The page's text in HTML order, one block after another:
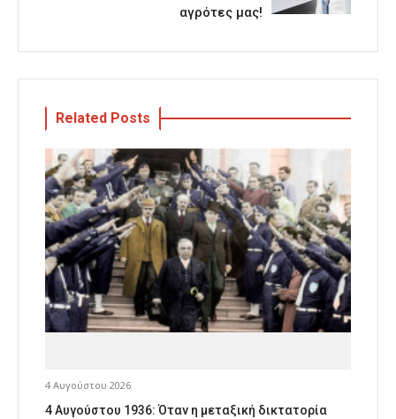
αγρότες μας!
Related Posts
4 Αυγούστου 2026
4 Αυγούστου 1936: Όταν η μεταξική δικτατορία